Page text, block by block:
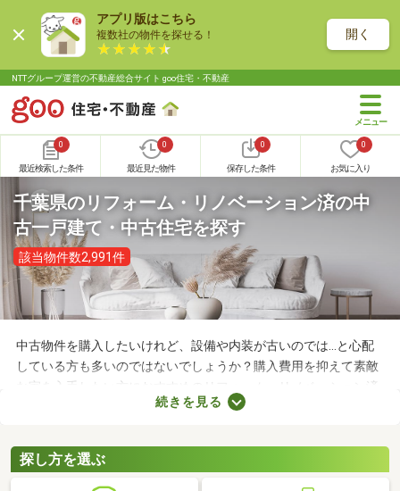
アプリ版はこちら
複数社の物件を探せる！ 開く
NTTグループ運営の不動産総合サイト goo住宅・不動産
0
最近検索した条件
0
最近見た物件
0
保存した条件
0
お気に入り
千葉県のリフォーム・リノベーション済の中
古一戸建て・中古住宅を探す
該当物件数2,991件
中古物件を購入したいけれど、設備や内装が古いのでは…と心配
している方も多いのではないでしょうか？購入費用を抑えて素敵
な家を入手したい方におすすめのリフォーム・リノベーション済
みの中古一軒家を紹介します。築年数が古くても新しい設備が整
快適に暮らせますよ。
続きを見る
探し方を選ぶ